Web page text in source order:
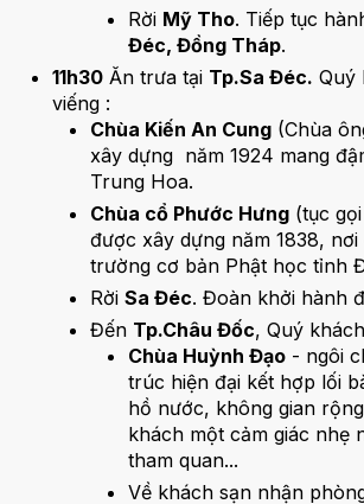
Rời Mỹ Tho. Tiếp tục
Đéc, Đồng Tháp.
11h30 Ăn trưa tại Tp.Sa Đéc. Quý
viếng :
Chùa Kiến An Cung (Chùa
xây dựng năm 1924 mang
Trung Hoa.
Chùa cổ Phước Hưng (tục
được xây dựng năm 1838,
trường cơ bản Phật học tỉnh
Rời Sa Đéc. Đoàn khởi hành
Đến Tp.Châu Đốc, Quý
Chùa Huỳnh Đạo - ngôi
trúc hiện đại kết hợp lối
hồ nước, không gian
khách một cảm giác nhẹ
tham quan...
Về khách sạn nhận